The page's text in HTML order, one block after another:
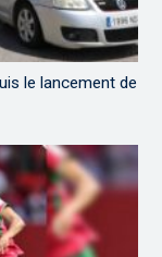
le lancement de